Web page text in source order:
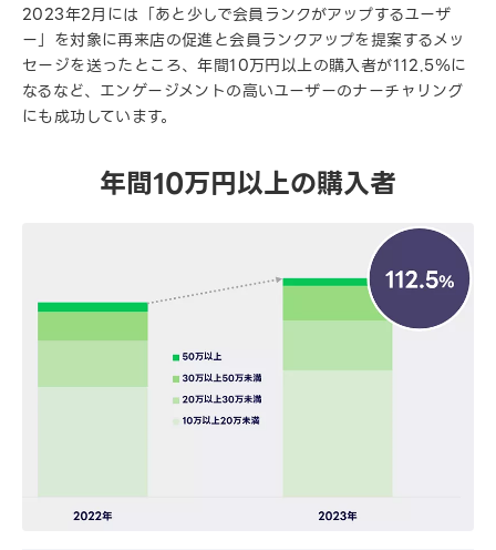
2023年2月には「あと少しで会員ランクがアップするユーザ
ー」を対象に再来店の促進と会員ランクアップを提案するメッ
セージを送ったところ、年間10万円以上の購入者が112.5％に
なるなど、エンゲージメントの高いユーザーのナーチャリング
にも成功しています。
年間10万円以上の購入者